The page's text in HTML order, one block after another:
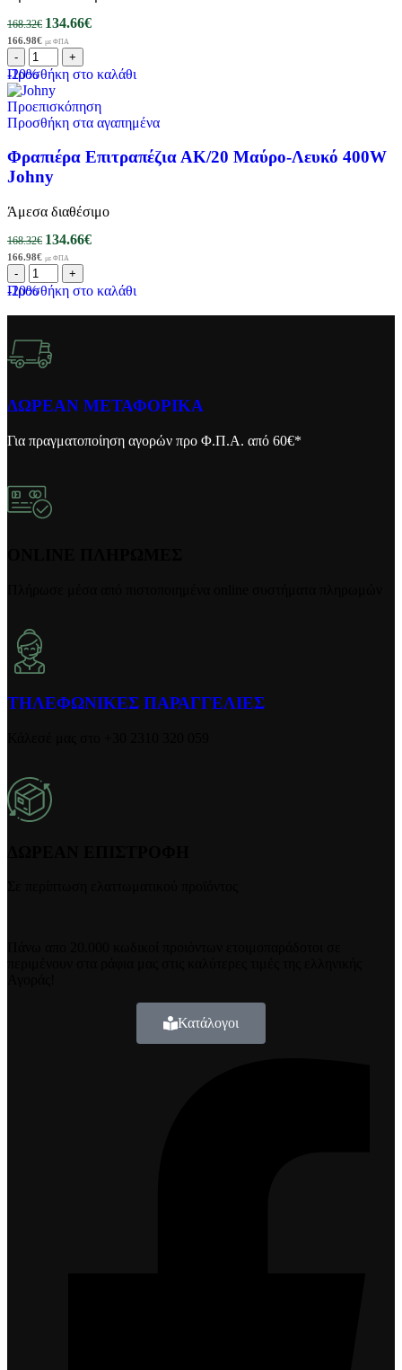
-20%
168.32€ 134.66€
166.98€ με ΦΠΑ
Προσθήκη στο καλάθι
-20%
Προεπισκόπηση
Προσθήκη στα αγαπημένα
Φραπιέρα Επιτραπέζια ΑΚ/20 Μαύρο-Λευκό 400W
Johny
Άμεσα διαθέσιμο
168.32€ 134.66€
166.98€ με ΦΠΑ
Προσθήκη στο καλάθι
ΔΩΡΕΑΝ ΜΕΤΑΦΟΡΙΚΑ
Για πραγματοποίηση αγορών προ Φ.Π.Α. από 60€*
ΤΗΛΕΦΩΝΙΚΕΣ ΠΑΡΑΓΓΕΛΙΕΣ
Κατάλογοι